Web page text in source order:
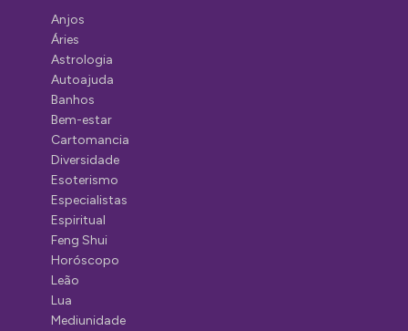
Anjos
Áries
Astrologia
Autoajuda
Banhos
Bem-estar
Cartomancia
Diversidade
Esoterismo
Especialistas
Espiritual
Feng Shui
Horóscopo
Leão
Lua
Mediunidade